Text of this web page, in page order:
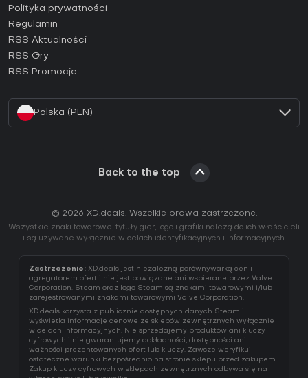
Jak aktywować klucz Epic Games (CD Key)?
Jak aktywować klucz GOG (CD Key)?
Jak aktywować klucz Ubisoft Connect (CD Key)?
Jak aktywować klucz EA App (CD Key)?
Polityka prywatności
Regulamin
RSS Aktualności
RSS Gry
RSS Promocje
Polska (PLN)
Back to the top
© 2026 XD.deals. Wszelkie prawa zastrzeżone.
Wszystkie znaki towarowe, tytuły gier, logo i grafiki należą do ich właścicieli
i są używane wyłącznie w celach identyfikacyjnych i informacyjnych.
Zastrzeżenie: XD.deals jest niezależną porównywarką cen i
agregatorem ofert i nie jest powiązane ani wspierane przez Valve
Corporation. Steam oraz logo Steam są znakami towarowymi i/lub
zarejestrowanymi znakami towarowymi Valve Corporation.
XD.deals korzysta z publicznie dostępnych danych Steam i
wyświetla informacje cenowe ze sklepów zewnętrznych wyłącznie
w celach informacyjnych. Nie sprzedajemy produktów ani kluczy
cyfrowych i nie gwarantujemy dokładności, dostępności ani
ważności prezentowanych ofert lub kluczy. Zawsze weryfikuj
ostateczne warunki bezpośrednio na stronie sklepu przed zakupem.
Zakup kluczy cyfrowych w sklepach zewnętrznych odbywa się na